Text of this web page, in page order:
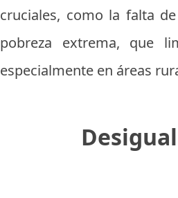
cruciales, como la falta
pobreza extrema, que
especialmente en áreas